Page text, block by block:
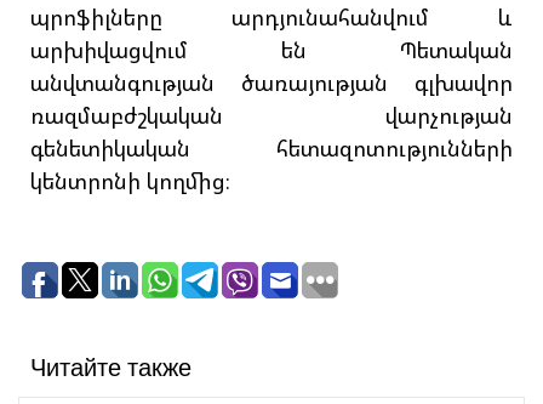
պրոֆիլները արդյունահանվում և
արխիվացվում են Պետական
անվտանգության ծառայության գլխավոր
ռազմաբժշկական վարչության
գենետիկական հետազոտությունների
կենտրոնի կողմից։
Читайте также